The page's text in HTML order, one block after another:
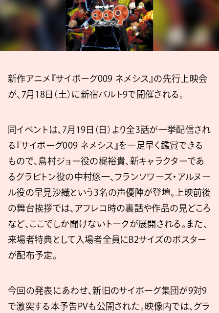
新作アニメ『サイボーグ009 ネメシス』の先行上映会
が、7月18日（土）に新宿バルト9で開催される。
同イベントは、7月19日（日）より全3話が一挙配信され
る『サイボーグ009 ネメシス』を一足早く鑑賞できる
もので、島村ジョー役の梶裕貴、新キャラクターであ
るグラビトン役の中村悠一、フランソワーズ・アルヌー
ル役の早見沙織という3名の声優陣が登壇。上映前後
の舞台挨拶では、アフレコ時の裏話や作品の見どころ
など、ここでしか聞けないトークが展開される。また、
来場者特典として入場者全員にB2サイズのポスター
が配布予定。
今回の発表にあわせ、新旧のサイボーグ集団が9対9
で激突する本予告PVも公開された。映像内では、グラ